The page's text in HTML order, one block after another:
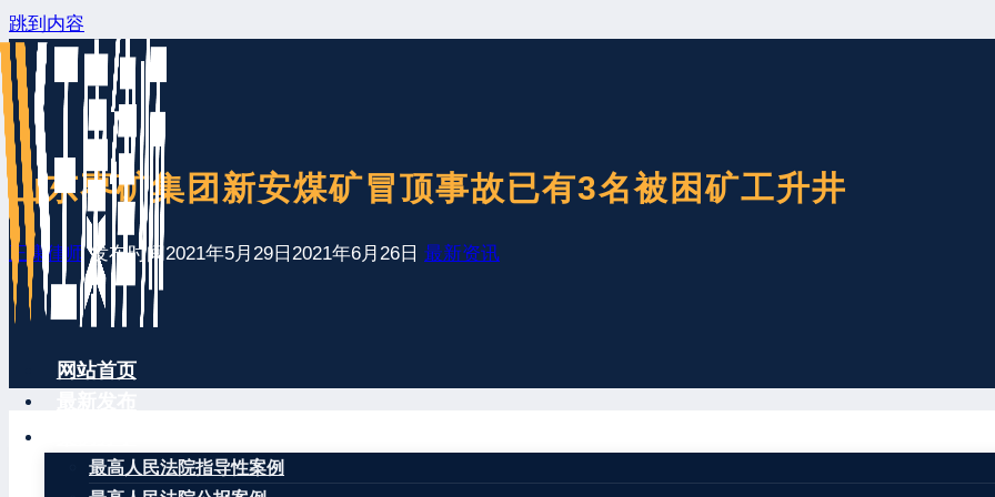
跳到内容
网站首页
最高人民法院指导性案例
山东枣矿集团新安煤矿冒顶事故已有3名被困矿工升井
王康律师 发布时间2021年5月29日 2021年6月26日 最新资讯
据大众日报消息，枣矿集团新安煤矿冒顶事故发生以来，事故处置指挥部调集专业救援力量，全力做好被困矿工